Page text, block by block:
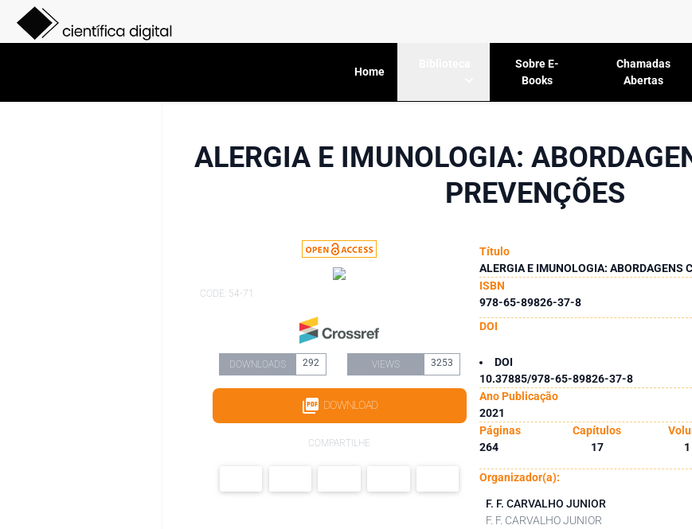
Home
Sobre E-
Books
Chamadas
Abertas
ALERGIA E IMUNOLOGIA:
PREVENÇÕES
CODE: 54-71
DOWNLOADS 292 VIEWS 3253
DOWNLOAD
COMPARTILHE
Título
ALERGIA E IMUNOLOGIA: ABORDAGENS
ISBN
978-65-89826-37-8
DOI
DOI
10.37885/978-65-89826-37-8
Ano Publicação
2021
Páginas
Capítulos
264
17 1
Organizador(a):
F. F. CARVALHO JUNIOR
F. F. CARVALHO JUNIOR